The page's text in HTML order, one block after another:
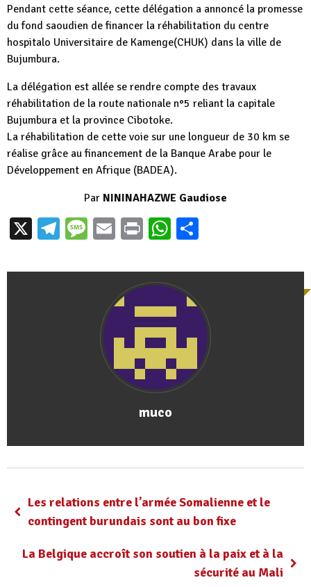
Pendant cette séance, cette délégation a annoncé la promesse
du fond saoudien de financer la réhabilitation du centre
hospitalo Universitaire de Kamenge(CHUK) dans la ville de
Bujumbura.
La délégation est allée se rendre compte des travaux
réhabilitation de la route nationale n°5 reliant la capitale
Bujumbura et la province Cibotoke.
La réhabilitation de cette voie sur une longueur de 30 km se
réalise grâce au financement de la Banque Arabe pour le
Développement en Afrique (BADEA).
Par NININAHAZWE Gaudiose
X Telegram
Message
EmailPrintWhatsApp
muco
Les relations entre l’armée Somalienne et le
contingent burundais sont au bon fixe
La Belgique accroît son soutien à la paix et à la
sécurité au Mali